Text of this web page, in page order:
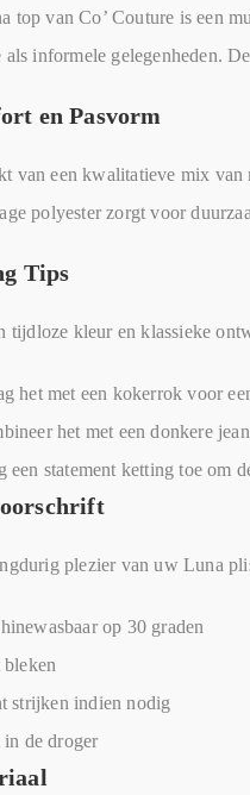
top van Co’ Couture is een
als informele gelegenheden.
en Pasvorm
van een kwalitatieve mix
polyester zorgt voor
Tips
tijdloze kleur en klassieke
het met een kokerrok voor
het met een donkere
een statement ketting toe om
plezier van uw Luna
op 30 graden
strijken indien nodig
de droger